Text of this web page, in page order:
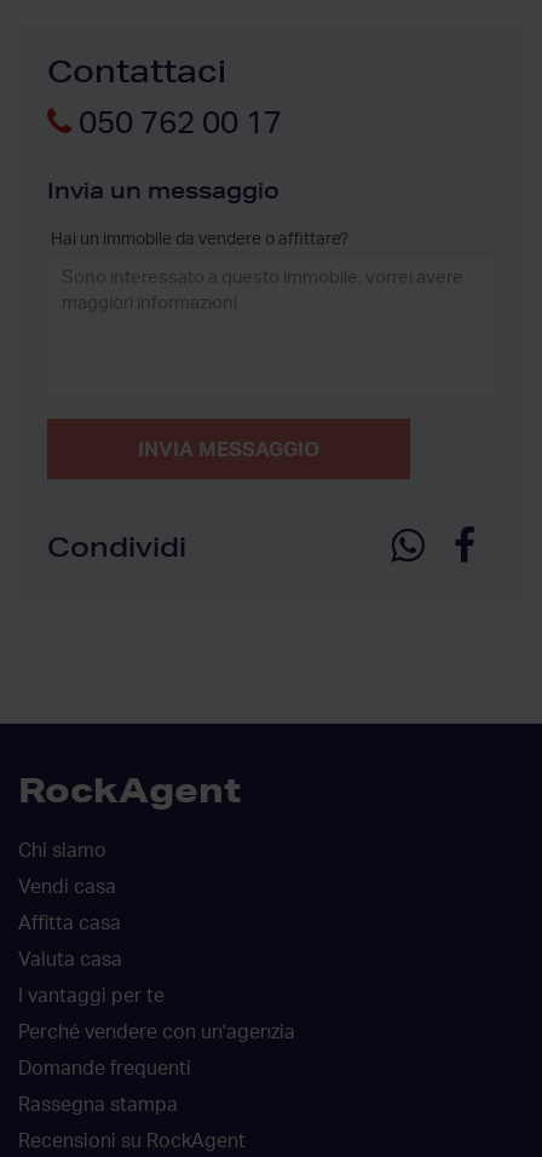
Contattaci
050 762 00 17
Invia un messaggio
Hai un immobile da vendere o affittare?
INVIA MESSAGGIO
Condividi
RockAgent
Chi siamo
Vendi casa
Affitta casa
Valuta casa
I vantaggi per te
Perché vendere con un'agenzia
Domande frequenti
Rassegna stampa
Recensioni su RockAgent